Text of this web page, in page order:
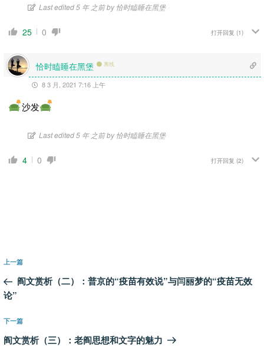
Last edited 5 年 之前 by 恰时瞌睡在黑堡
25 0 打开回复 (1)
恰时瞌睡在黑堡 离线
8 3 月, 2021 7:16 上午
沙发
Last edited 5 年 之前 by 恰时瞌睡在黑堡
4 0 打开回复 (2)
文
导
航
上
一
篇
章
上一篇
阎文赏析（二）：普京的“疫苗有效说”与闫丽梦的“疫苗无效
论”
下
一
下一篇
阎文赏析（三）：老阎思想和文字的魅力